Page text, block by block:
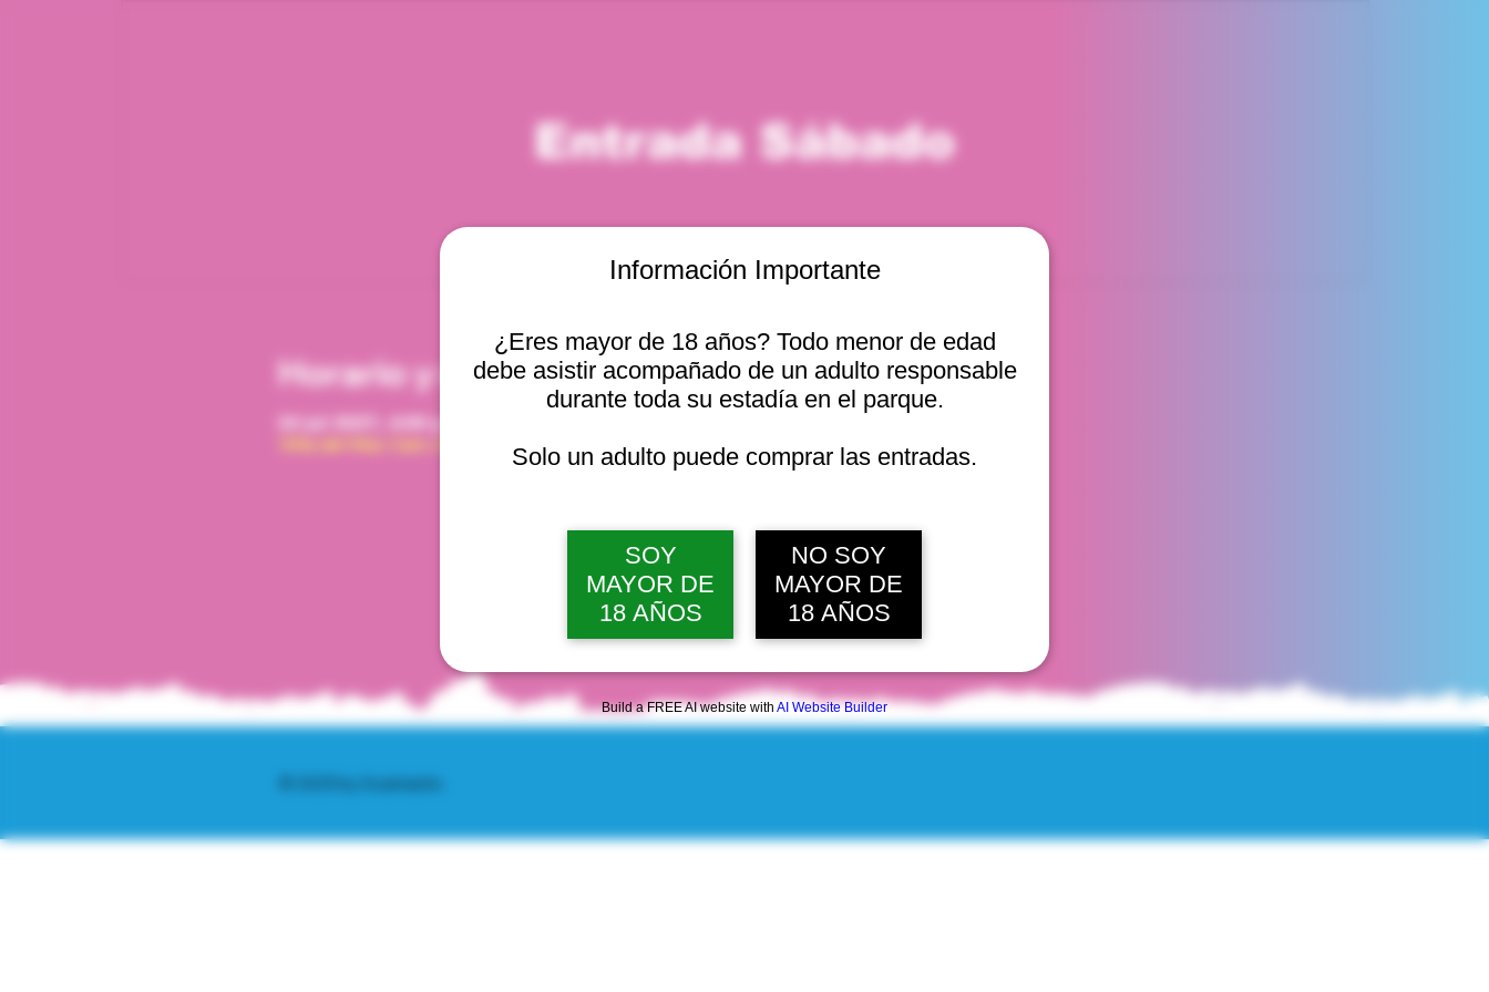
Información Importante
¿Eres mayor de 18 años? Todo menor de edad
debe asistir acompañado de un adulto responsable
durante toda su estadía en el parque.
Solo un adulto puede comprar las entradas.
SOY
MAYOR DE
18 AÑOS
NO SOY
MAYOR DE
18 AÑOS
Build a FREE AI website with AI Website Builder
Entrada Sábado
Horario y ubicación
Viña del Mar, Cam. Internacional 2440, 2541754 Viña del Mar, Valparaíso, Chile
© 2025 by Scantastic.